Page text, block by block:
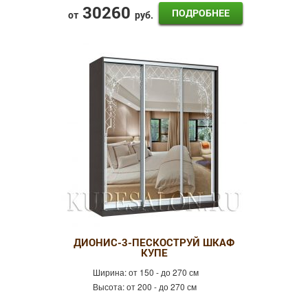
от 30260 руб. ПОДРОБНЕЕ
ДИОНИС-3-ПЕСКОСТРУЙ ШКАФ
КУПЕ
Ширина:от 150 - до 270 см
Высота:от 200 - до 270 см